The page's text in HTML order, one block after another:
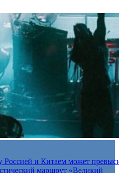
и Китаем может
маршрут «Великий